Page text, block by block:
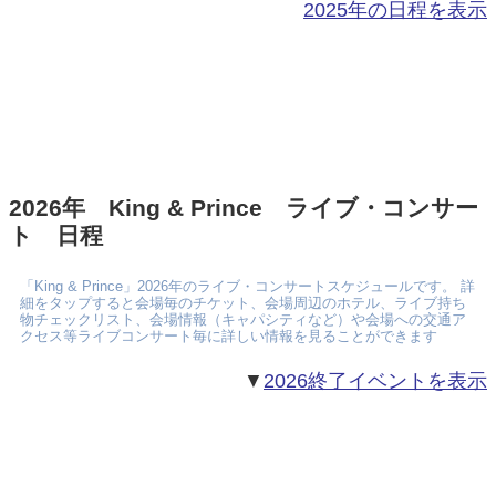
2025年の日程を表示
2026年 King & Prince ライブ・コンサー
ト 日程
「King & Prince」2026年のライブ・コンサートスケジュールです。 詳
細をタップすると会場毎のチケット、会場周辺のホテル、ライブ持ち
物チェックリスト、会場情報（キャパシティなど）や会場への交通ア
クセス等ライブコンサート毎に詳しい情報を見ることができます
▼ 2026終了イベントを表示